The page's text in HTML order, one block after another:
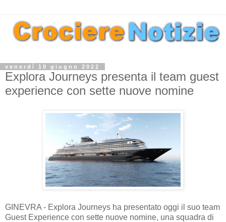
venerdì 10 giugno 2022
Explora Journeys presenta il team guest
experience con sette nuove nomine
GINEVRA - Explora Journeys ha presentato oggi il suo team
Guest Experience con sette nuove nomine, una squadra di